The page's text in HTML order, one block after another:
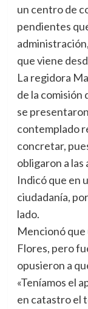
un centro de
pendientes
que viene
La regidora
de la comisión
se
contemplado
concretar,
obligaron a
Indicó que en
ciudadanía,
lado.
Mencionó que
Flores, pero
opusieron a
«Teníamos el
en catastro el